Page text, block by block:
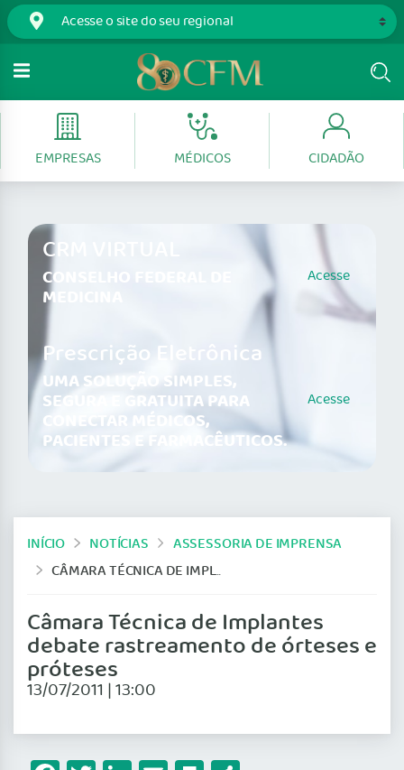
EMPRESAS MÉDICOS CIDADÃO
CRM VIRTUAL
CONSELHO FEDERAL DE
MEDICINA
Acesse
Prescrição Eletrônica
UMA SOLUÇÃO SIMPLES,
SEGURA E GRATUITA PARA
CONECTAR MÉDICOS,
PACIENTES E FARMACÊUTICOS.
Acesse
INÍCIO NOTÍCIAS
ASSESSORIA DE IMPRENSA
CÂMARA TÉCNICA DE IMPLANTES DEBATE RASTREAMENTO DE ÓRTESES E PRÓTESES
Câmara Técnica de Implantes
debate rastreamento de órteses e
próteses
13/07/2011 | 13:00